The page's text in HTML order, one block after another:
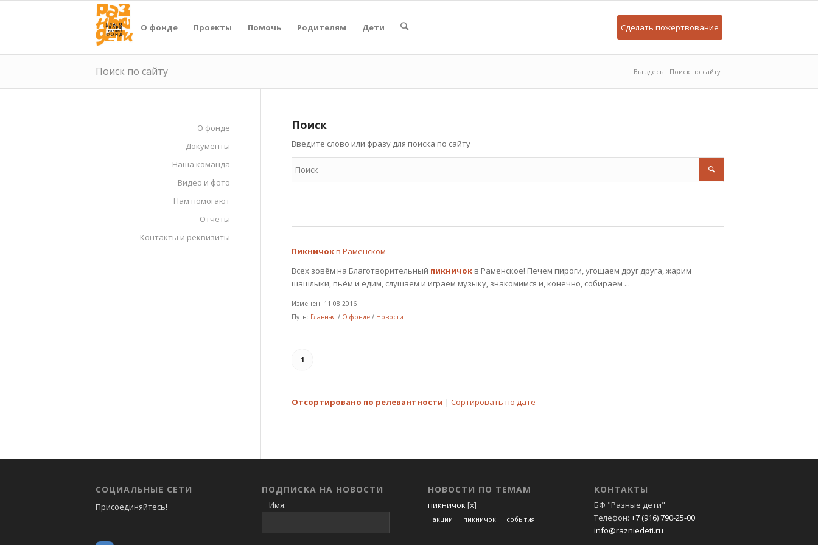
О фонде Проекты Помочь Родителям Дети Сделать пожертвование
Поиск по сайту Вы здесь: Поиск по сайту
О фонде
Документы
Наша команда
Видео и фото
Нам помогают
Отчеты
Контакты и реквизиты
Поиск
Введите слово или фразу для поиска по сайту
Пикничокв Раменском
Всех зовём на Благотворительный пикничок в Раменское! Печем пироги, угощаем друг друга, жарим
шашлыки, пьём и едим, слушаем и играем музыку, знакомимся и, конечно, собираем ...
Изменен: 11.08.2016
Путь: Главная / О фонде / Новости
1
Отсортировано по релевантности | Сортировать по дате
СОЦИАЛЬНЫЕ СЕТИ
Присоединяйтесь!
ПОДПИСКА НА НОВОСТИ
Имя:
НОВОСТИ ПО ТЕМАМ
пикничок [x]
акции пикничок события
КОНТАКТЫ
БФ "Разные дети"
Телефон: +7 (916) 790-25-00
info@razniedeti.ru